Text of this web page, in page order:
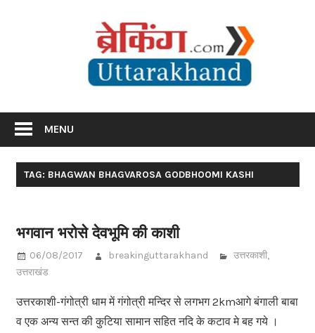
MENU
TAG: BHAGWAN BHAGVAROSA GODBHOOMI KASHI
भगवान भरोसे देवभूमि की काशी
06/08/2017 breakinguttarakhand उत्तरकाशी,
उत्तराखंड
उत्तरकाशी-गंगोत्री धाम में गंगोत्री मन्दिर से लगभग 2kmआगे बंगाली बाबा
व एक अन्य सन्त की कुटिया सामान सहित नदि के कटाव मे बह गये ।